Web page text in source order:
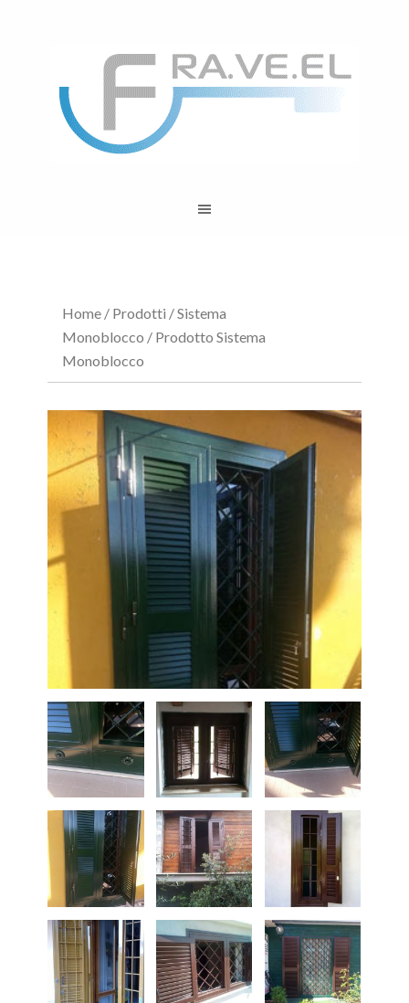
Home / Prodotti /Sistema
Monoblocco / Prodotto Sistema
Monoblocco